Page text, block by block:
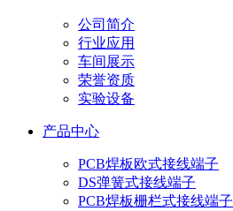
公司简介
行业应用
车间展示
荣誉资质
实验设备
产品中心
PCB焊板欧式接线端子
DS弹簧式接线端子
PCB焊板栅栏式接线端子